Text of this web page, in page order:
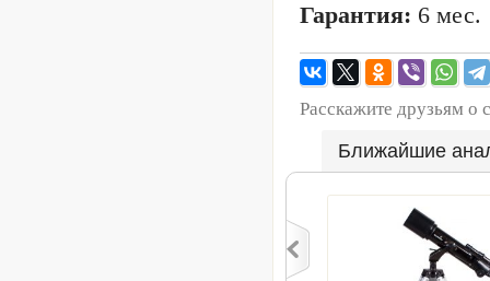
Гарантия: 6 мес.
Расскажите друзьям о
Ближайшие